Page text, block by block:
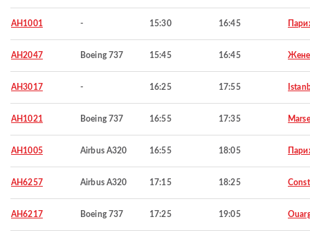
AH1001 - 15:30 16:45
AH2047 Boeing 737 15:45 16:45
AH3017 - 16:25 17:55
AH1021 Boeing 737 16:55 17:35
AH1005 Airbus A320 16:55 18:05
AH6257 Airbus A320 17:15 18:25
AH6217 Boeing 737 17:25 19:05